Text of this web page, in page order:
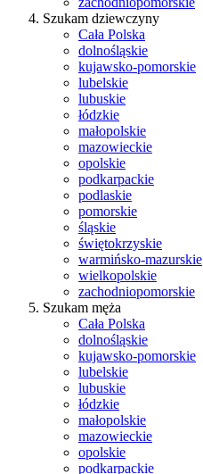
Szukam dziewczyny
Cała Polska
dolnośląskie
kujawsko-pomorskie
lubelskie
lubuskie
łódzkie
małopolskie
mazowieckie
opolskie
podkarpackie
podlaskie
pomorskie
śląskie
świętokrzyskie
warmińsko-mazurskie
wielkopolskie
zachodniopomorskie
Szukam męża
Cała Polska
dolnośląskie
kujawsko-pomorskie
lubelskie
lubuskie
łódzkie
małopolskie
mazowieckie
opolskie
podkarpackie